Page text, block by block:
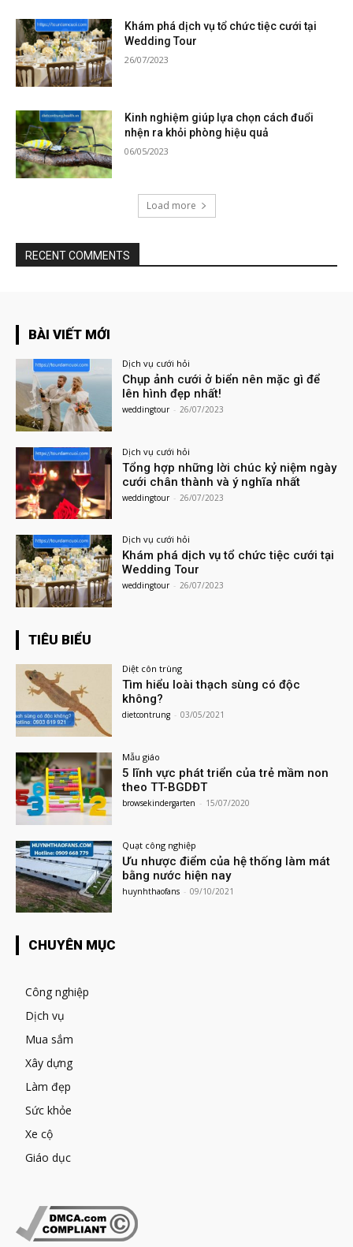
Khám phá dịch vụ tổ chức tiệc cưới tại
Wedding Tour
26/07/2023
Kinh nghiệm giúp lựa chọn cách đuổi
nhện ra khỏi phòng hiệu quả
06/05/2023
Load more
RECENT COMMENTS
BÀI VIẾT MỚI
Dịch vụ cưới hỏi
Chụp ảnh cưới ở biển nên mặc gì để
lên hình đẹp nhất!
weddingtour - 26/07/2023
Dịch vụ cưới hỏi
Tổng hợp những lời chúc kỷ niệm ngày
cưới chân thành và ý nghĩa nhất
weddingtour - 26/07/2023
Dịch vụ cưới hỏi
Khám phá dịch vụ tổ chức tiệc cưới tại
Wedding Tour
weddingtour - 26/07/2023
TIÊU BIỂU
Diệt côn trùng
Tìm hiểu loài thạch sùng có độc
không?
dietcontrung - 03/05/2021
Mẫu giáo
5 lĩnh vực phát triển của trẻ mầm non
theo TT-BGDĐT
browsekindergarten - 15/07/2020
Quạt công nghiệp
Ưu nhược điểm của hệ thống làm mát
bằng nước hiện nay
huynhthaofans - 09/10/2021
CHUYÊN MỤC
Công nghiệp
Dịch vụ
Mua sắm
Xây dựng
Làm đẹp
Sức khỏe
Xe cộ
Giáo dục